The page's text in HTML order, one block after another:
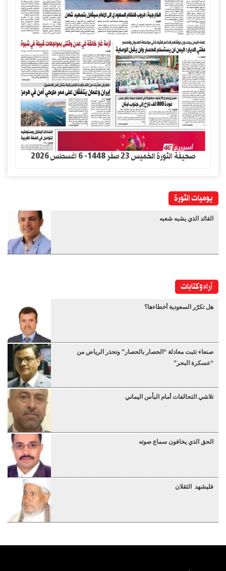
صحيفة الثورة الخميس 23 صفر 1448- 6 اغسطس 2026
يوميات الثورة
القائد الذي يشبه شعبه
آراء وكتابات
هل تكرّر السعودية أخطاءها؟
صنعاء تثبت معادلة “الحصار بالحصار” وتحذر الرياض من
“عسكرة البحر”
تلاشي التحالفات أمام البأس اليماني
الحق الذي يخافون سماع صوته
فليشهد الثقلان